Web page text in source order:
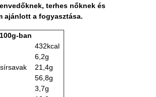
terhes nőknek és
ajánlott a fogyasztása.
ban
432kcal
6,2g
21,4g
56,8g
3,7g